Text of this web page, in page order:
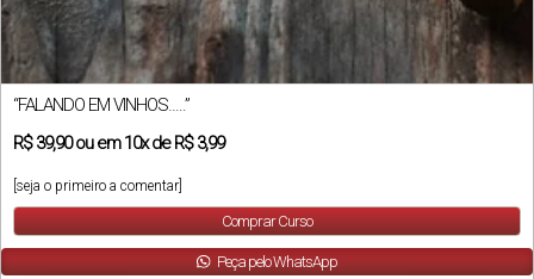
“FALANDO EM VINHOS…..”
R$39,90ou em10xde R$ 3,99
[seja o primeiro a comentar]
Comprar Curso
Peça pelo WhatsApp